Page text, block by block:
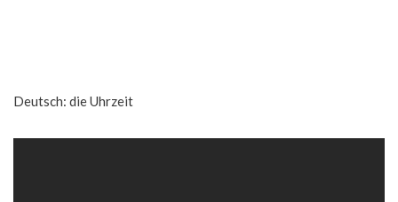
Deutsch: die Uhrzeit